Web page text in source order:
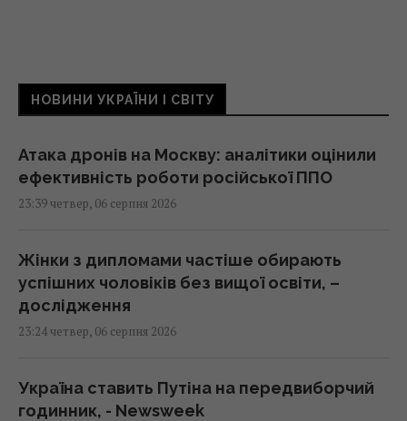
НОВИНИ УКРАЇНИ І СВІТУ
Атака дронів на Москву: аналітики оцінили
ефективність роботи російської ППО
23:39 четвер, 06 серпня 2026
Жінки з дипломами частіше обирають
успішних чоловіків без вищої освіти, –
дослідження
23:24 четвер, 06 серпня 2026
Україна ставить Путіна на передвиборчий
годинник, - Newsweek